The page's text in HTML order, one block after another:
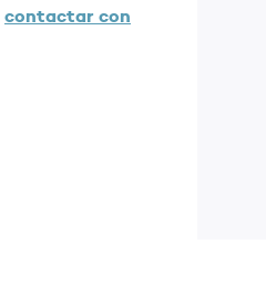
contactar con